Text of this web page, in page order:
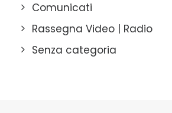
Comunicati
Rassegna Video | Radio
Senza categoria